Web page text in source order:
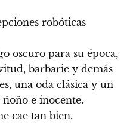
robóticas
oscuro para su época,
barbarie y demás
una oda clásica y un
e inocente.
cae tan bien.